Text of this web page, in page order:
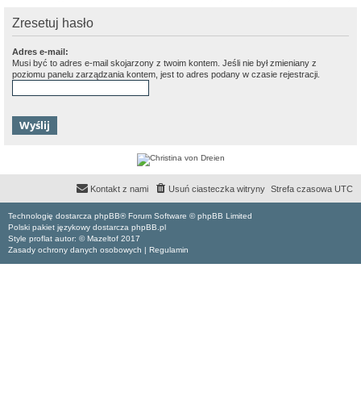
Zresetuj hasło
Adres e-mail:
Musi być to adres e-mail skojarzony z twoim kontem. Jeśli nie był zmieniany z
poziomu panelu zarządzania kontem, jest to adres podany w czasie rejestracji.
Strefa czasowa UTC
Usuń ciasteczka witryny
Kontakt z nami
Technologię dostarcza phpBB® Forum Software © phpBB Limited
Polski pakiet językowy dostarcza phpBB.pl
Style proflat autor: ©Mazeltof 2017
Zasady ochrony danych osobowych | Regulamin